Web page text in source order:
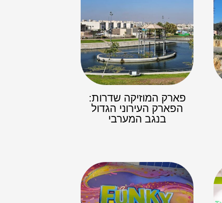
פארק המוזיקה שדרות:
הפארק העירוני הגדול
בנגב המערבי